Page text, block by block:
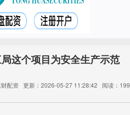
这个项目为安全生产示范
配资 更新：2026-05-27 11:28:42 阅读：199